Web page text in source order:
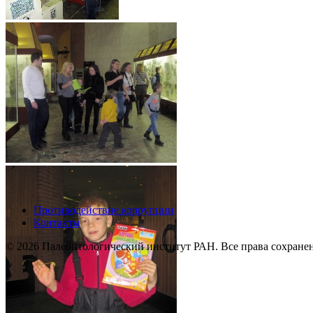
Противодействие коррупции
Контакты
© 2026 Палеонтологический институт РАН. Все права